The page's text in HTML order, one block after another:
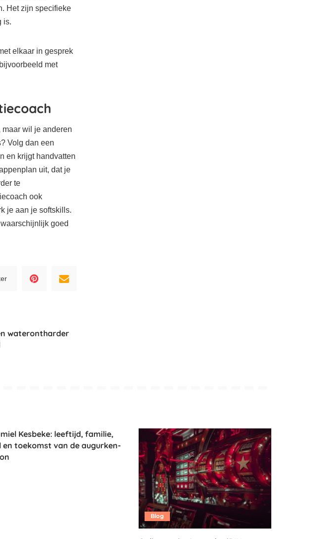
Het zijn specifieke
is.
elkaar in gesprek
met
wil je anderen
Volg dan een
en krijgt handvatten
uit, dat je
te
ook
je aan je softskills.
goed
waterontharder
Kesbeke: leeftijd, familie,
en toekomst van de augurken-
Blog